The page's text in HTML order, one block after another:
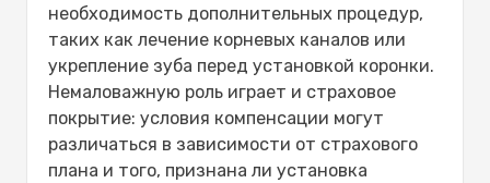
необходимость дополнительных процедур,
таких как лечение корневых каналов или
укрепление зуба перед установкой коронки.
Немаловажную роль играет и страховое
покрытие: условия компенсации могут
различаться в зависимости от страхового
плана и того, признана ли установка